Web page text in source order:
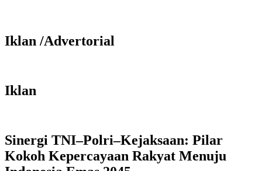
Iklan /Advertorial
Iklan
Sinergi TNI–Polri–Kejaksaan: Pilar
Kokoh Kepercayaan Rakyat Menuju